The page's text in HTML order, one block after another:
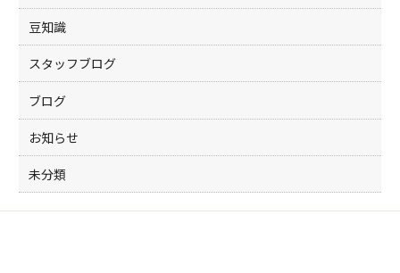
豆知識
スタッフブログ
ブログ
お知らせ
未分類